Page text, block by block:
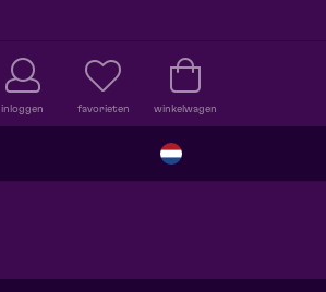
inloggen favorieten winkelwagen